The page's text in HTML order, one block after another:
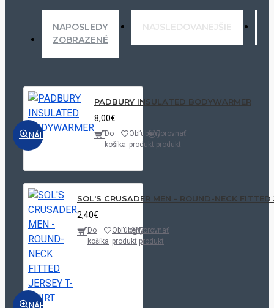
NAPOSLEDY
ZOBRAZENÉ
NAJSLEDOVANEJŠIE
NÁHĽAD
PADBURY INSULATED BODYWARMER
8,00€
Do
košíka
Obľúbený
produkt
Porovnať
produkt
NÁHĽAD
SOL'S CRUSADER MEN - ROUND-NECK FITTED
2,40€
Do
košíka
Obľúbený
produkt
Porovnať
produkt